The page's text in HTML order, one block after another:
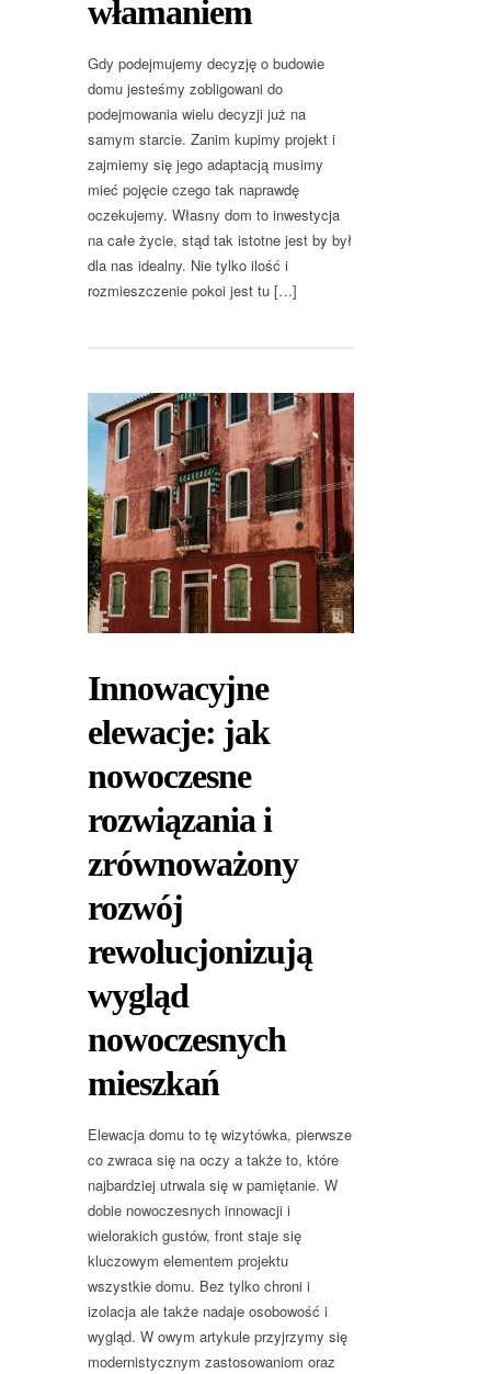
włamaniem
Gdy podejmujemy decyzję o budowie
domu jesteśmy zobligowani do
podejmowania wielu decyzji już na
samym starcie. Zanim kupimy projekt i
zajmiemy się jego adaptacją musimy
mieć pojęcie czego tak naprawdę
oczekujemy. Własny dom to inwestycja
na całe życie, stąd tak istotne jest by był
dla nas idealny. Nie tylko ilość i
rozmieszczenie pokoi jest tu […]
Innowacyjne
elewacje: jak
nowoczesne
rozwiązania i
zrównoważony
rozwój
rewolucjonizują
wygląd
nowoczesnych
mieszkań
Elewacja domu to tę wizytówka, pierwsze
co zwraca się na oczy a także to, które
najbardziej utrwala się w pamiętanie. W
dobie nowoczesnych innowacji i
wielorakich gustów, front staje się
kluczowym elementem projektu
wszystkie domu. Bez tylko chroni i
izolacja ale także nadaje osobowość i
wygląd. W owym artykule przyjrzymy się
modernistycznym zastosowaniom oraz